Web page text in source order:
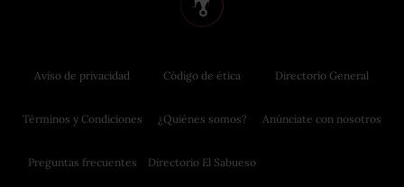
Aviso de privacidad
Términos y Condiciones
Preguntas frecuentes
Código de ética
¿Quiénes somos?
Directorio El Sabueso
Directorio General
Anúnciate con nosotros